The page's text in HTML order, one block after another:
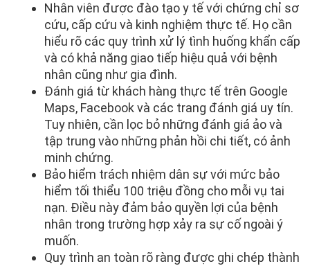
Nhân viên được đào tạo y tế với chứng chỉ sơ
cứu, cấp cứu và kinh nghiệm thực tế. Họ cần
hiểu rõ các quy trình xử lý tình huống khẩn cấp
và có khả năng giao tiếp hiệu quả với bệnh
nhân cũng như gia đình.
Đánh giá từ khách hàng thực tế trên Google
Maps, Facebook và các trang đánh giá uy tín.
Tuy nhiên, cần lọc bỏ những đánh giá ảo và
tập trung vào những phản hồi chi tiết, có ảnh
minh chứng.
Bảo hiểm trách nhiệm dân sự với mức bảo
hiểm tối thiểu 100 triệu đồng cho mỗi vụ tai
nạn. Điều này đảm bảo quyền lợi của bệnh
nhân trong trường hợp xảy ra sự cố ngoài ý
muốn.
Quy trình an toàn rõ ràng được ghi chép thành